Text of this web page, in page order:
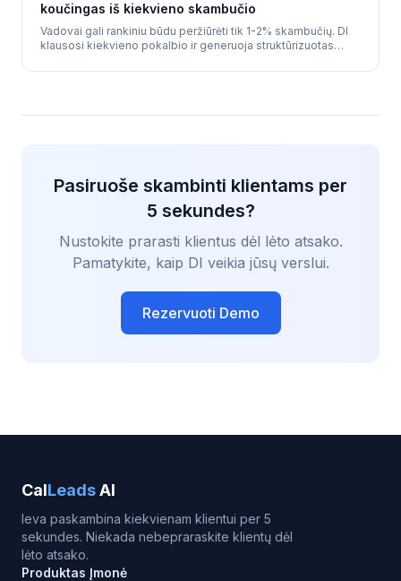
koučingas iš kiekvieno skambučio
Vadovai gali rankiniu būdu peržiūrėti tik 1-2% skambučių. DI
klausosi kiekvieno pokalbio ir generuoja struktūrizuotas
techniką, empatiją ir konkrečius koučingo pasiūlymus.
Pasiruoše skambinti klientams per
5 sekundes?
Nustokite prarasti klientus dėl lėto atsako.
Pamatykite, kaip DI veikia jūsų verslui.
Rezervuoti Demo
CalLeadsAI
Ieva paskambina kiekvienam klientui per 5
sekundes. Niekada nebepraraskite klientų dėl
lėto atsako.
Produktas Įmonė